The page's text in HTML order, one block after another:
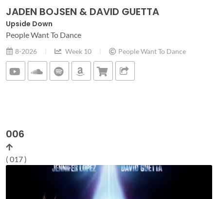
JADEN BOJSEN & DAVID GUETTA
Upside Down
People Want To Dance
8-2026 Week 10 People Want To Dance
006
( 017 )